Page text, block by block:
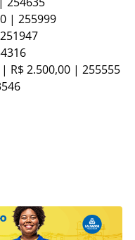
| 255999
R$ 2.500,00 | 255555